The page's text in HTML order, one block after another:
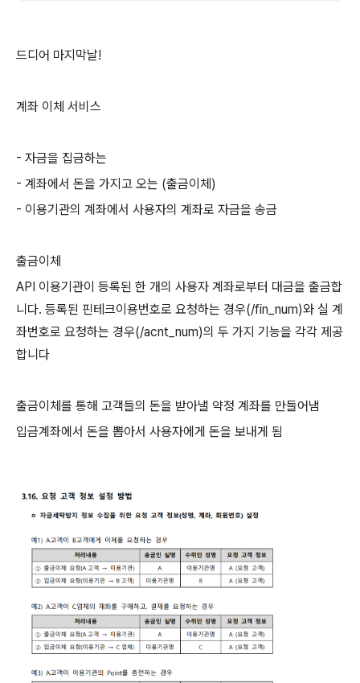
드디어 마지막날!
계좌 이체 서비스
- 자금을 집금하는
- 계좌에서 돈을 가지고 오는 (출금이체)
- 이용기관의 계좌에서 사용자의 계좌로 자금을 송금
출금이체
API 이용기관이 등록된 한 개의 사용자 계좌로부터 대금을 출금합
니다. 등록된 핀테크이용번호로 요청하는 경우(/fin_num)와 실 계
좌번호로 요청하는 경우(/acnt_num)의 두 가지 기능을 각각 제공
합니다
출금이체를 통해 고객들의 돈을 받아낼 약정 계좌를 만들어냄
입금계좌에서 돈을 뽑아서 사용자에게 돈을 보내게 됨